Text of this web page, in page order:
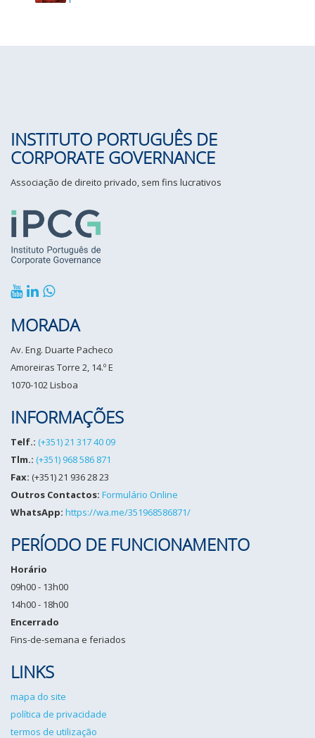
INSTITUTO PORTUGUÊS DE
CORPORATE GOVERNANCE
Associação de direito privado, sem fins lucrativos
MORADA
Av. Eng. Duarte Pacheco
Amoreiras Torre 2, 14.º E
1070-102 Lisboa
INFORMAÇÕES
Telf.: (+351) 21 317 40 09
Tlm.: (+351) 968 586 871
Fax: (+351) 21 936 28 23
Outros Contactos: Formulário Online
WhatsApp: https://wa.me/351968586871/
PERÍODO DE FUNCIONAMENTO
Horário
09h00 - 13h00
14h00 - 18h00
Encerrado
Fins-de-semana e feriados
LINKS
mapa do site
política de privacidade
termos de utilização